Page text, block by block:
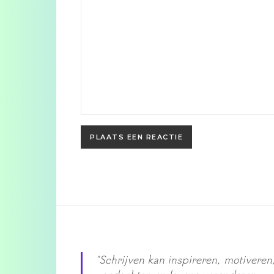
"Schrijven kan inspireren,